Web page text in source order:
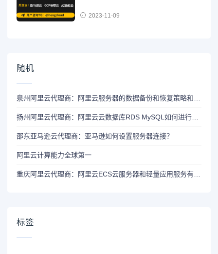
2023-11-09
随机
邵东亚马逊云代理商：亚马逊如何设置服务器连接？
阿里云计算能力全球第一
标签